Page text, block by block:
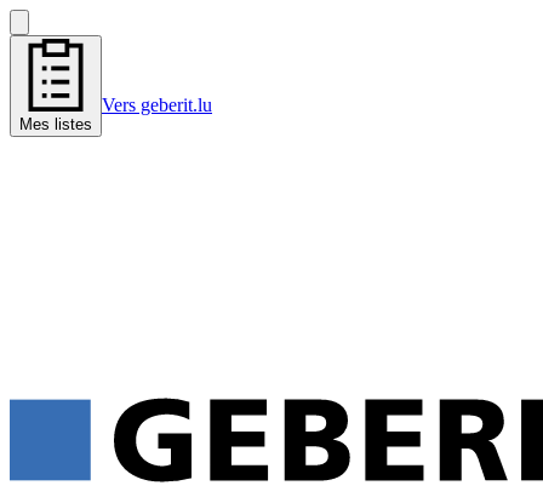
Mes listes
Vers geberit.lu